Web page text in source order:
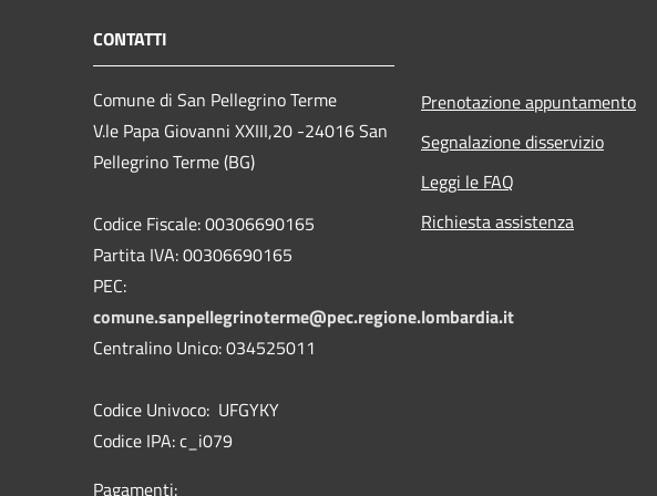
CONTATTI
Comune di San Pellegrino Terme
V.le Papa Giovanni XXIII,20 -24016 San
Pellegrino Terme (BG)
Codice Fiscale: 00306690165
Partita IVA: 00306690165
PEC:
comune.sanpellegrinoterme@pec.regione.lombardia.it
Centralino Unico: 034525011
Codice Univoco: UFGYKY
Codice IPA: c_i079
Pagamenti:
Prenotazione appuntamento
Segnalazione disservizio
Leggi le FAQ
Richiesta assistenza